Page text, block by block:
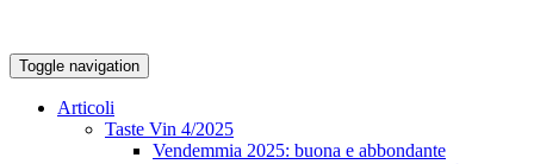
Toggle navigation
Articoli
Taste Vin 4/2025
Vendemmia 2025: buona e abbondante